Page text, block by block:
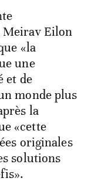
Meirav Eilon
«la
une
et de
monde plus
la
«cette
originales
solutions